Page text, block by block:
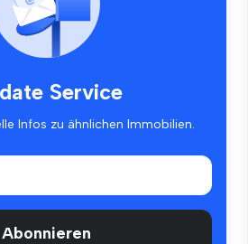
Service
Infos zu ähnlichen Immobilien.
Abonnieren